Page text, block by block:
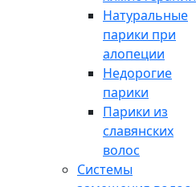
Натуральные
парики при
алопеции
Недорогие
парики
Парики из
славянских
волос
Системы